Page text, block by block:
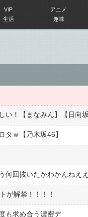
VIP アニメ
生活 趣味
い！【まなみん】【日向坂
タｗ【乃木坂46】
何回抜いたかわかんねえ
が解禁！！！！
も求め合う濃密デ